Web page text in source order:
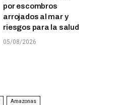
por escombros
arrojados al mar y
riesgos para la salud
05/08/2026
Amazonas